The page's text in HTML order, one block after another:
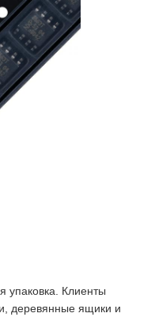
схемы
упаковка. Клиенты
деревянные ящики и